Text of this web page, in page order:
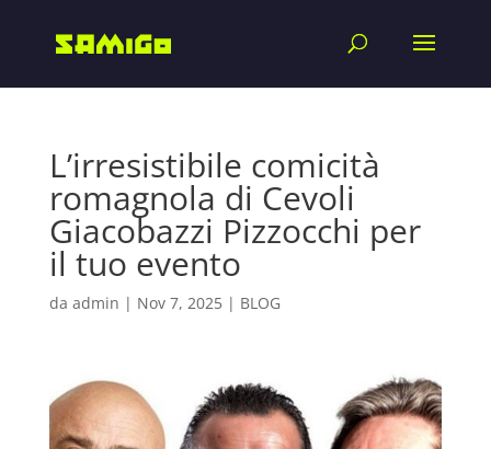
L’irresistibile comicità
romagnola di Cevoli
Giacobazzi Pizzocchi per
il tuo evento
da admin | Nov 7, 2025| BLOG